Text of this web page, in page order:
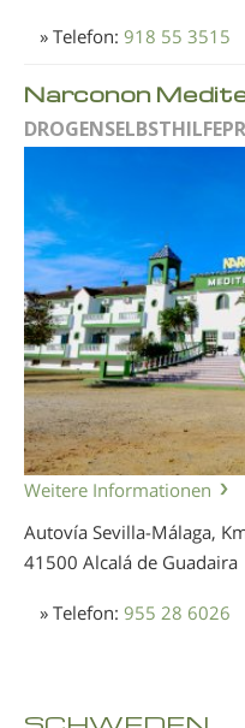
» Telefon: 918 55 3515
Narconon
Weitere Informationen
Autovía Sevilla-Málaga,
41500 Alcalá de Guadaira
» Telefon: 955 28 6026